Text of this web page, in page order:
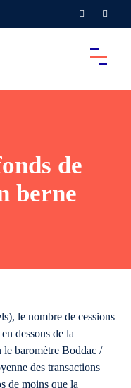
de
berne
le nombre de cessions
dessous de la
le baromètre Boddac /
des transactions
de moins que la